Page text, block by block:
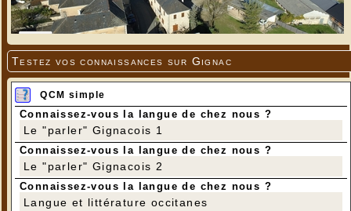
Testez vos connaissances sur Gignac
QCM simple
Connaissez-vous la langue de chez nous ?
Le "parler" Gignacois 1
Connaissez-vous la langue de chez nous ?
Le "parler" Gignacois 2
Connaissez-vous la langue de chez nous ?
Langue et littérature occitanes